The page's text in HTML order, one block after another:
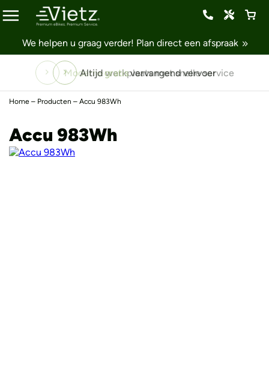
We helpen u graag verder! Plan direct een afspraak
Altijdgratisvervangend vervoer
Home – Producten – Accu 983Wh
Accu 983Wh